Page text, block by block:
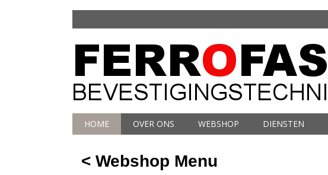
HOME OVER ONS WEBSHOP DIENSTEN
< Webshop Menu